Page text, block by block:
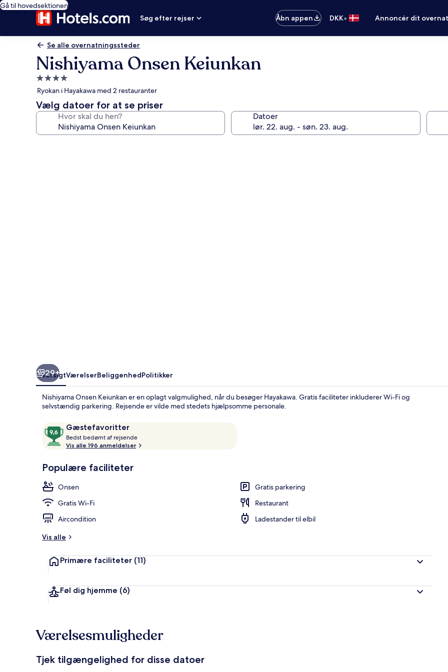
Gå til hovedsektionen
Søg efter rejser
Åbn appen DKK• Annoncér dit
Se alle overnatningssteder
Nishiyama Onsen Keiunkan
4.0-
stjernet
overnatningssted
Ryokan i Hayakawa med 2 restauranter
Vælg datoer for at se priser
Hvor skal du hen? Datoer
29+
OversigtVærelserBeliggenhedPolitikker
Nishiyama Onsen Keiunkan er en oplagt valgmulighed, når du besøger Hayakawa. Gratis faciliteter inkluderer Wi-Fi og
selvstændig parkering. Rejsende er vilde med stedets hjælpsomme personale.
AnmeldelserGæstefavoritter
9,6
ud
af
Gæstefavoritter
Bedst bedømt af rejsende
e
a
f
d
Vis alle 196 anmeldelser
Populære faciliteter
Onsen
Gratis parkering
Gratis Wi-Fi
Restaurant
Aircondition
Ladestander til elbil
Vis alle
Primære faciliteter (11)
Føl dig hjemme (6)
Værelsesmuligheder
Tjek tilgængelighed for disse datoer